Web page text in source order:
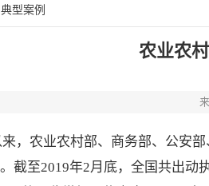
典型案例
农业农
农业农村部、商务部、公安部
截至2019年2月底，全国共出动